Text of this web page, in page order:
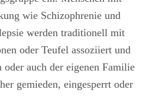
wie Schizophrenie und
werden traditionell mit
oder Teufel assoziiert und
auch der eigenen Familie
gemieden, eingesperrt oder